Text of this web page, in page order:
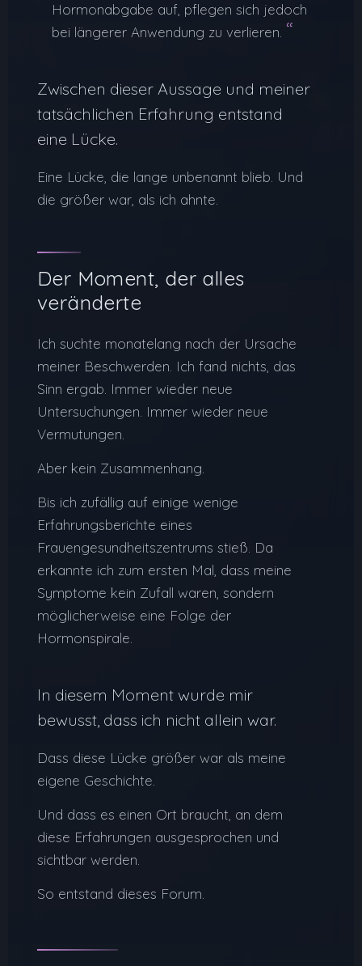
Hormonabgabe auf, pflegen sich jedoch
bei längerer Anwendung zu verlieren. “
Zwischen dieser Aussage und meiner
tatsächlichen Erfahrung entstand
eine Lücke.
Eine Lücke, die lange unbenannt blieb. Und
die größer war, als ich ahnte.
Der Moment, der alles
veränderte
Ich suchte monatelang nach der Ursache
meiner Beschwerden. Ich fand nichts, das
Sinn ergab. Immer wieder neue
Untersuchungen. Immer wieder neue
Vermutungen.
Aber kein Zusammenhang.
Bis ich zufällig auf einige wenige
Erfahrungsberichte eines
Frauengesundheitszentrums stieß. Da
erkannte ich zum ersten Mal, dass meine
Symptome kein Zufall waren, sondern
möglicherweise eine Folge der
Hormonspirale.
In diesem Moment wurde mir
bewusst, dass ich nicht allein war.
Dass diese Lücke größer war als meine
eigene Geschichte.
Und dass es einen Ort braucht, an dem
diese Erfahrungen ausgesprochen und
sichtbar werden.
So entstand dieses Forum.